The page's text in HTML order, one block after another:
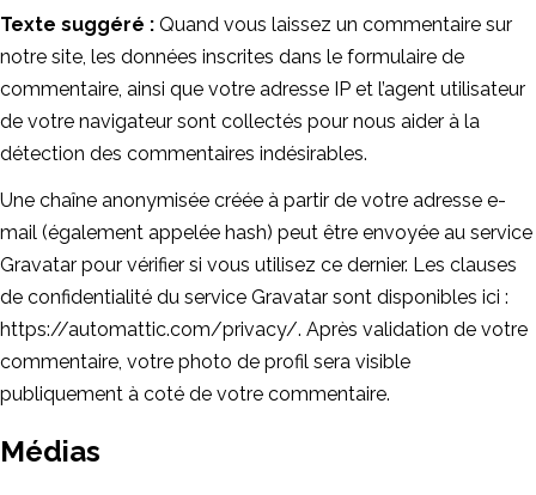
Texte suggéré : Quand vous laissez un commentaire sur
notre site, les données inscrites dans le formulaire de
commentaire, ainsi que votre adresse IP et l’agent utilisateur
de votre navigateur sont collectés pour nous aider à la
détection des commentaires indésirables.
Une chaîne anonymisée créée à partir de votre adresse e-
mail (également appelée hash) peut être envoyée au service
Gravatar pour vérifier si vous utilisez ce dernier. Les clauses
de confidentialité du service Gravatar sont disponibles ici :
https://automattic.com/privacy/. Après validation de votre
commentaire, votre photo de profil sera visible
publiquement à coté de votre commentaire.
Médias